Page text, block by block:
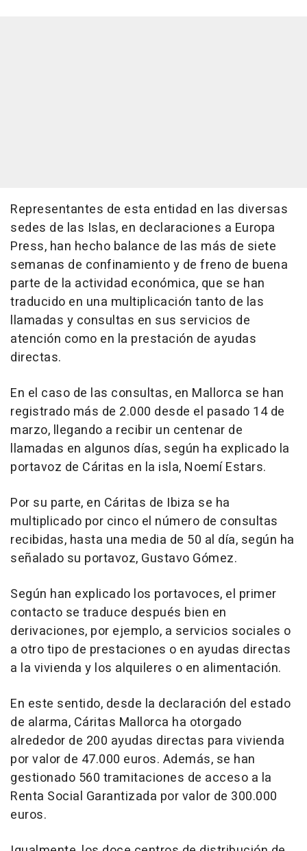
Representantes de esta entidad en las diversas
sedes de las Islas, en declaraciones a Europa
Press, han hecho balance de las más de siete
semanas de confinamiento y de freno de buena
parte de la actividad económica, que se han
traducido en una multiplicación tanto de las
llamadas y consultas en sus servicios de
atención como en la prestación de ayudas
directas.
En el caso de las consultas, en Mallorca se han
registrado más de 2.000 desde el pasado 14 de
marzo, llegando a recibir un centenar de
llamadas en algunos días, según ha explicado la
portavoz de Cáritas en la isla, Noemí Estars.
Por su parte, en Cáritas de Ibiza se ha
multiplicado por cinco el número de consultas
recibidas, hasta una media de 50 al día, según ha
señalado su portavoz, Gustavo Gómez.
Según han explicado los portavoces, el primer
contacto se traduce después bien en
derivaciones, por ejemplo, a servicios sociales o
a otro tipo de prestaciones o en ayudas directas
a la vivienda y los alquileres o en alimentación.
En este sentido, desde la declaración del estado
de alarma, Cáritas Mallorca ha otorgado
alrededor de 200 ayudas directas para vivienda
por valor de 47.000 euros. Además, se han
gestionado 560 tramitaciones de acceso a la
Renta Social Garantizada por valor de 300.000
euros.